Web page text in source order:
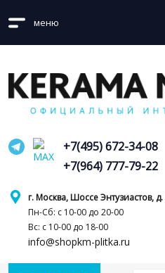
меню
г. Москва, Шоссе Энтузиастов, д.
Пн-Сб: с 10-00 до 20-00
Вс: с 10-00 до 18-00
info@shopkm-plitka.ru
+7(495) 672-34-08
+7(964) 777-79-22